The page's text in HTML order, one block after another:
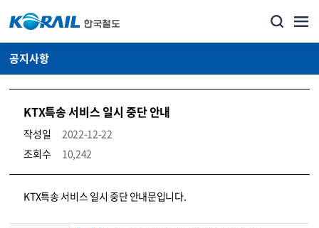
공지사항
KTX특송 서비스 일시 중단 안내
작성일
2022-12-22
조회수
10,242
뉴스·홍보_공지사항 상세보기 – 내용, 파일, 담당자 연락처로 구성
KTX특송 서비스 일시 중단 안내문입니다.